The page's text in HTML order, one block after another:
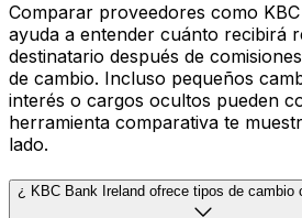
Comparar proveedores como
ayuda a entender cuánto recibirá
destinatario después de
de cambio. Incluso pequeños
interés o cargos ocultos pueden
herramienta comparativa te
lado.
¿ KBC Bank Ireland ofrece tipos de cambio